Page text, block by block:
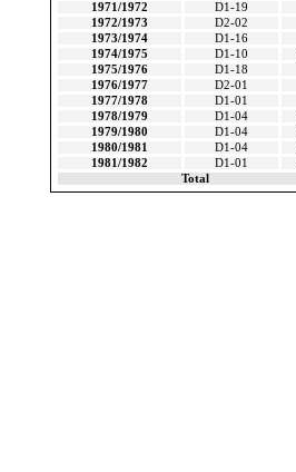
1971/1972
D1-19
1972/1973
D2-02
1973/1974
D1-16
1974/1975
D1-10
1975/1976
D1-18
1976/1977
D2-01
1977/1978
D1-01
1978/1979
D1-04
1979/1980
D1-04
1980/1981
D1-04
1981/1982
D1-01
Total